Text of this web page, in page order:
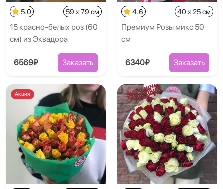
5.0 59 x 79 см
15 красно-белых роз (60
см) из Эквадора
6569₽ Заказать
4.6 40 x 25 см
Премиум Розы микс 50
см
6340₽ Заказать
Акция